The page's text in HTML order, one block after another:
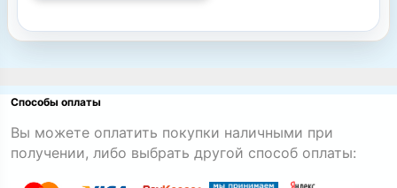
Способы оплаты
Вы можете оплатить покупки наличными при
получении, либо выбрать другой способ оплаты: